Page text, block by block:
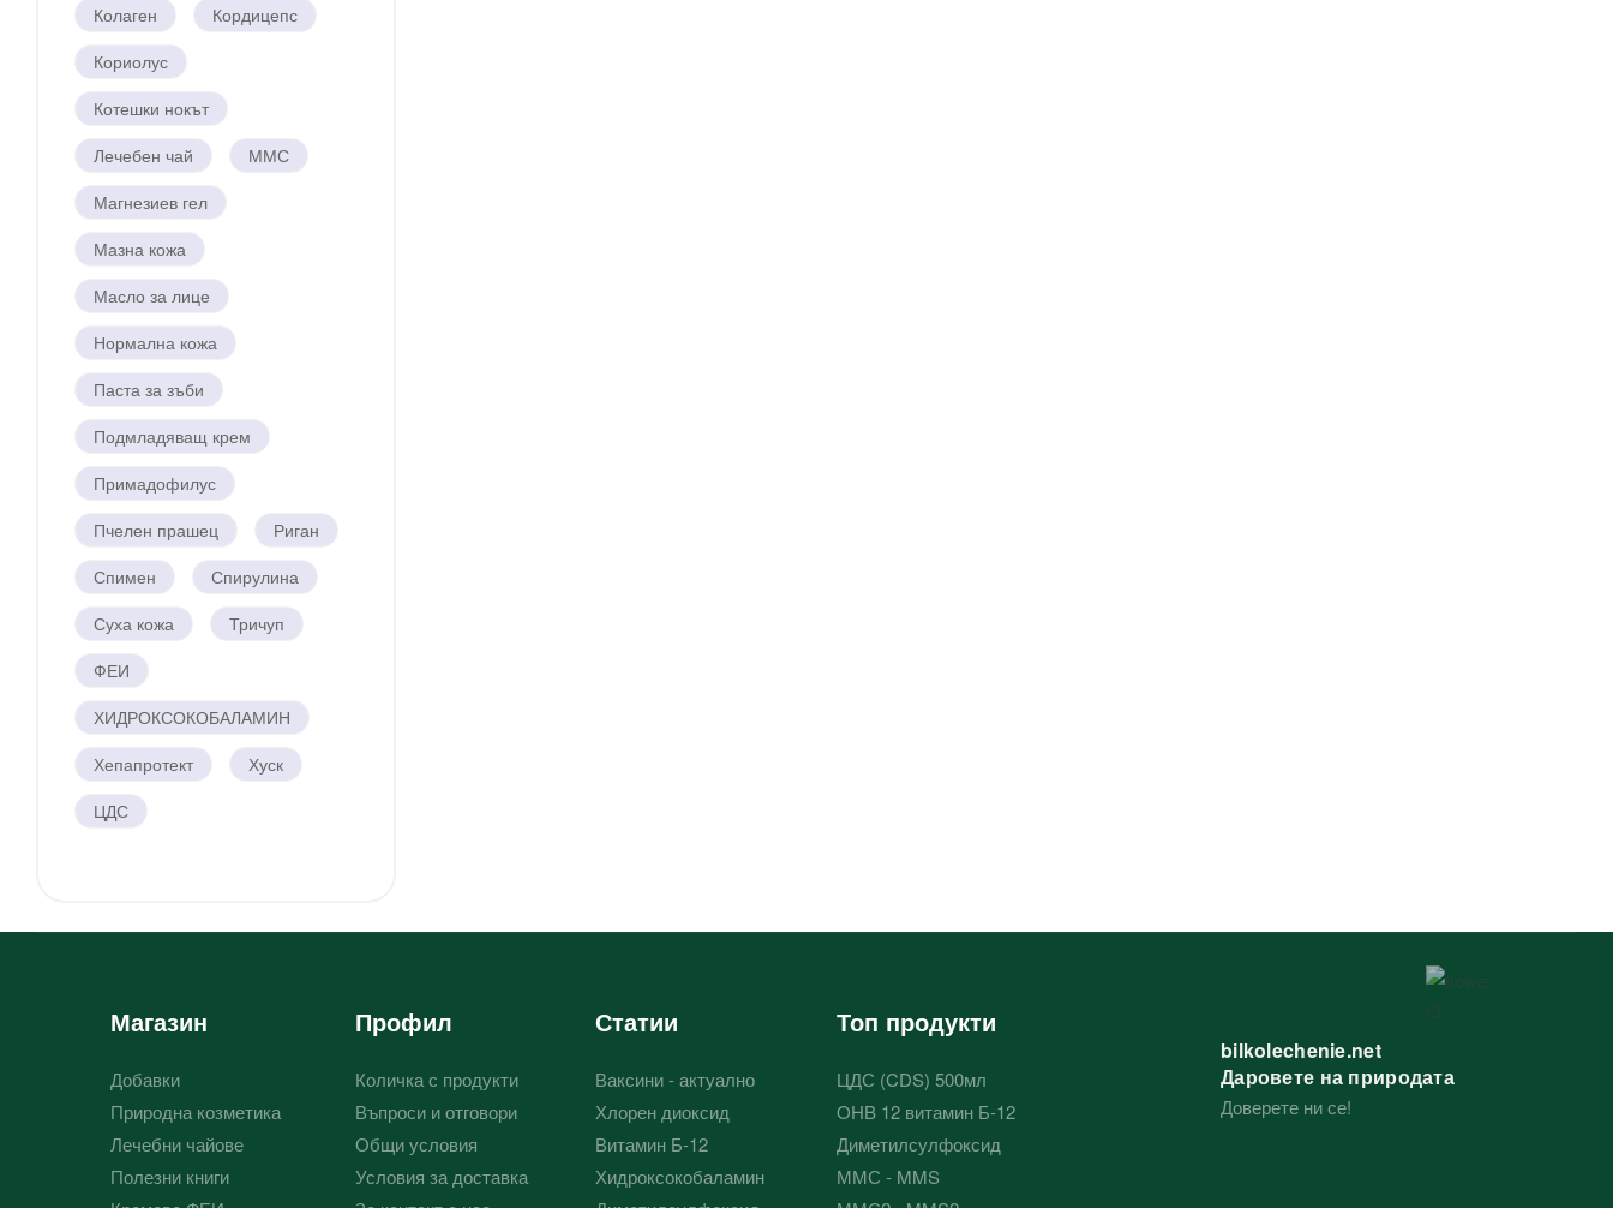
Колаген
Кордицепс
Кориолус
Котешки нокът
Лечебен чай
ММС
Магнезиев гел
Мазна кожа
Масло за лице
Нормална кожа
Паста за зъби
Подмладяващ крем
Примадофилус
Пчелен прашец
Риган
Спимен
Спирулина
Суха кожа
Тричуп
ФЕИ
ХИДРОКСОКОБАЛАМИН
Хепапротект
Хуск
ЦДС
Магазин
Добавки
Природна козметика
Лечебни чайове
Полезни книги
Профил
Количка с продукти
Въпроси и отговори
Общи условия
Условия за доставка
Статии
Ваксини - актуално
Хлорен диоксид
Витамин Б-12
Хидроксокобаламин
Топ продукти
ЦДС (CDS) 500мл
OHB 12 витамин Б-12
Диметилсулфоксид
ММС - MMS
bilkolechenie.net
Даровете на природата
Доверете ни се!